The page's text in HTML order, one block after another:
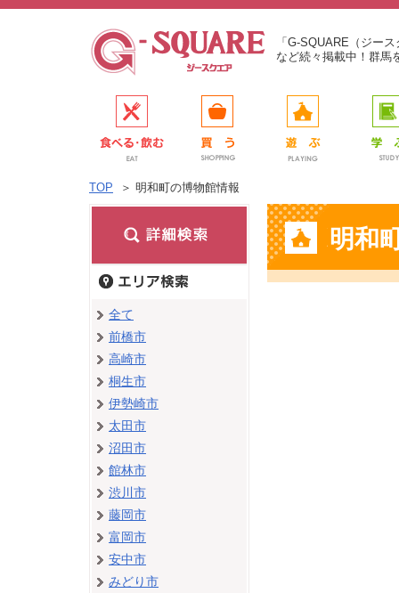
「G-SQUARE（ジー
など続々掲載中！群馬
TOP ＞ 明和町の博物館情報
明和
全て
前橋市
高崎市
桐生市
伊勢崎市
太田市
沼田市
館林市
渋川市
藤岡市
富岡市
安中市
みどり市